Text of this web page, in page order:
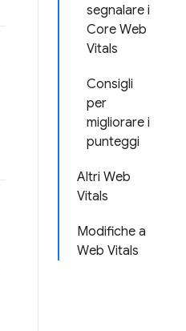
segnalare i
Core Web
Vitals
Consigli
per
migliorare i
punteggi
Altri Web
Vitals
Modifiche a
Web Vitals